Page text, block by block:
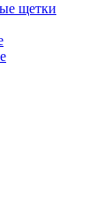
щетки